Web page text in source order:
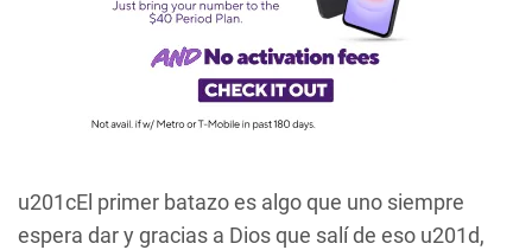
u201cEl primer batazo es algo que uno siempre
espera dar y gracias a Dios que salí de eso u201d,